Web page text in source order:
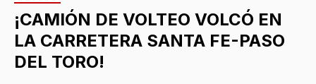
¡CAMIÓN DE VOLTEO VOLCÓ EN
LA CARRETERA SANTA FE-PASO
DEL TORO!